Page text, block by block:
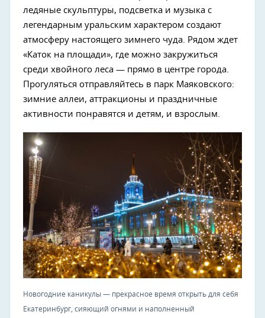
ледяные скульптуры, подсветка и музыка с
легендарным уральским характером создают
атмосферу настоящего зимнего чуда. Рядом ждет
«Каток на площади», где можно закружиться
среди хвойного леса — прямо в центре города.
Прогуляться отправляйтесь в парк Маяковского:
зимние аллеи, аттракционы и праздничные
активности понравятся и детям, и взрослым.
Новогодние каникулы — прекрасное время открыть для себя
Екатеринбург, сияющий огнями и наполненный